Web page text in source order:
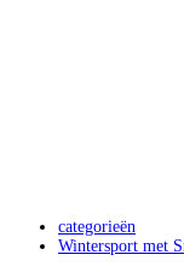
categorieën
Wintersport met